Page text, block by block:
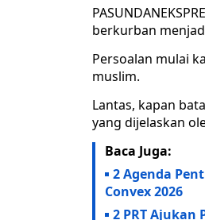
berkurban
Persoalan mulai
muslim.
Lantas, kapan
yang dijelaskan
Baca Juga:
2 Agenda
Convex 2026
2 PRT Ajukan